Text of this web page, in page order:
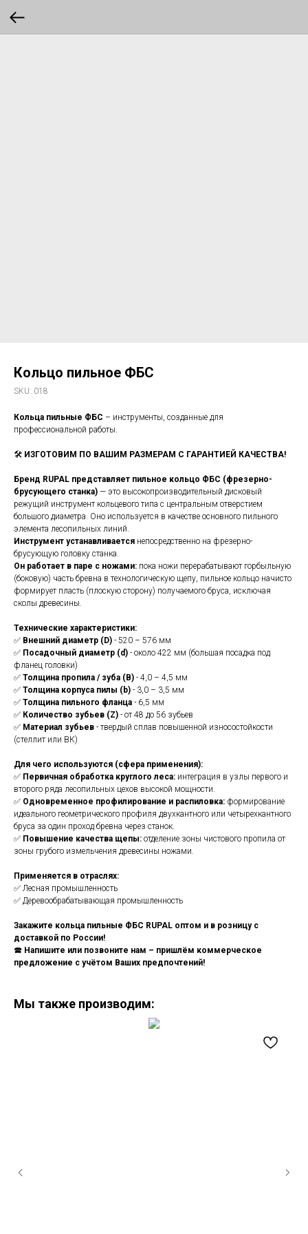
Кольцо пильное ФБС
SKU: 018
Кольца пильные ФБС – инструменты, созданные для
профессиональной работы.
🛠️ ИЗГОТОВИМ ПО ВАШИМ РАЗМЕРАМ С ГАРАНТИЕЙ КАЧЕСТВА!
Бренд RUPAL представляет пильное кольцо ФБС (фрезерно-
брусующего станка) — это высокопроизводительный дисковый
режущий инструмент кольцевого типа с центральным отверстием
большого диаметра. Оно используется в качестве основного пильного
элемента лесопильных линий.
Инструмент устанавливается непосредственно на фрезерно-
брусующую головку станка.
Он работает в паре с ножами: пока ножи перерабатывают горбыльную
(боковую) часть бревна в технологическую щепу, пильное кольцо начисто
формирует пласть (плоскую сторону) получаемого бруса, исключая
сколы древесины.
Технические характеристики:
✅ Внешний диаметр (D) - 520 – 576 мм
✅ Посадочный диаметр (d) - около 422 мм (большая посадка под
фланец головки)
✅ Толщина пропила / зуба (B) - 4,0 – 4,5 мм
✅ Толщина корпуса пилы (b) - 3,0 – 3,5 мм
✅ Толщина пильного фланца - 6,5 мм
✅ Количество зубьев (Z) - от 48 до 56 зубьев
✅ Материал зубьев - твердый сплав повышенной износостойкости
(стеллит или ВК)
Для чего используются (сфера применения):
✅ Первичная обработка круглого леса: интеграция в узлы первого и
второго ряда лесопильных цехов высокой мощности.
✅ Одновременное профилирование и распиловка: формирование
идеального геометрического профиля двухкантного или четырехкантного
бруса за один проход бревна через станок.
✅ Повышение качества щепы: отделение зоны чистового пропила от
зоны грубого измельчения древесины ножами.
Применяется в отраслях:
✅ Лесная промышленность
✅ Деревообрабатывающая промышленность
Закажите кольца пильные ФБС RUPAL оптом и в розницу с
доставкой по России!
🕿 Напишите или позвоните нам – пришлём коммерческое
предложение с учётом Ваших предпочтений!
Мы также производим: